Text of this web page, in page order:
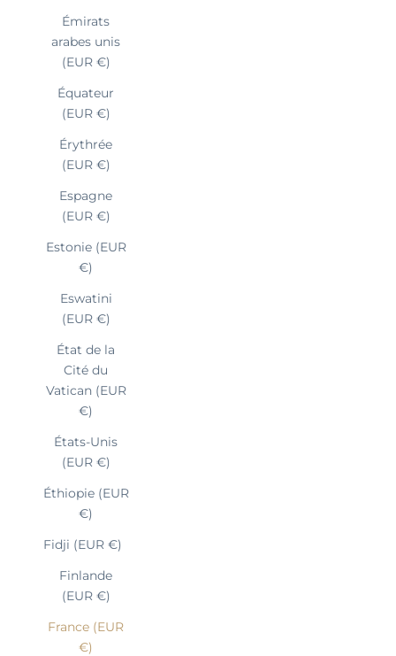
Émirats
arabes unis
(EUR €)
Équateur
(EUR €)
Érythrée
(EUR €)
Espagne
(EUR €)
Estonie (EUR
€)
Eswatini
(EUR €)
État de la
Cité du
Vatican (EUR
€)
États-Unis
(EUR €)
Éthiopie (EUR
€)
Fidji (EUR €)
Finlande
(EUR €)
France (EUR
€)